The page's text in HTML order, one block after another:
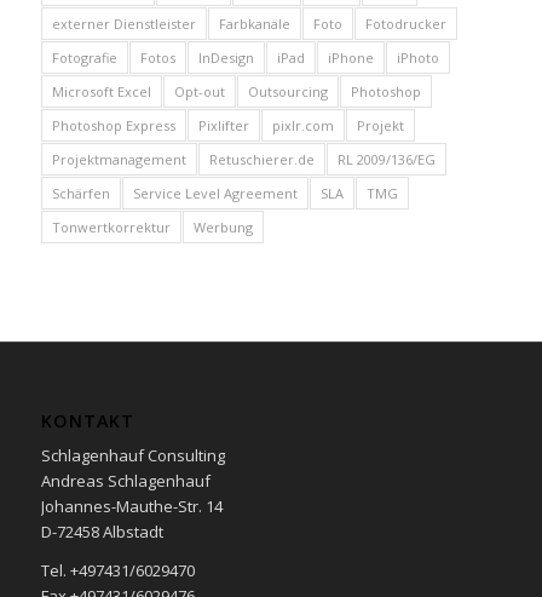
externer Dienstleister
Farbkanäle Foto
Fotodrucker
Fotografie
Fotos InDesign iPad iPhone
iPhoto
Microsoft Excel
Opt-out Outsourcing
Photoshop
Photoshop Express
Pixlifter pixlr.com
Projekt
Projektmanagement
Retuschierer.de
RL 2009/136/EG
Schärfen
Service Level Agreement SLA
TMG
Tonwertkorrektur
Werbung
KONTAKT
Schlagenhauf Consulting
Andreas Schlagenhauf
Johannes-Mauthe-Str. 14
D-72458 Albstadt
Tel. +497431/6029470